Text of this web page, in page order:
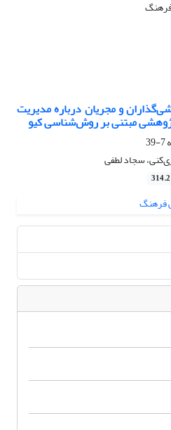
و مجریان درباره مدیریت
پژوهشی مبتنی بر روش‌شناسی کیو
7-39
سجاد لطفی